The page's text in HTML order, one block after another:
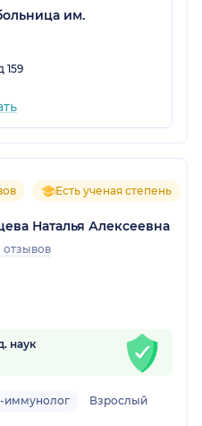
им.
159
Есть ученая степень
Наталья Алексеевна
отзывов
наук
иммунолог Взрослый